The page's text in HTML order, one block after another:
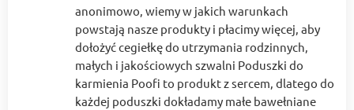
anonimowo, wiemy w jakich warunkach
powstają nasze produkty i płacimy więcej, aby
dołożyć cegiełkę do utrzymania rodzinnych,
małych i jakościowych szwalni Poduszki do
karmienia Poofi to produkt z sercem, dlatego do
każdej poduszki dokładamy małe bawełniane